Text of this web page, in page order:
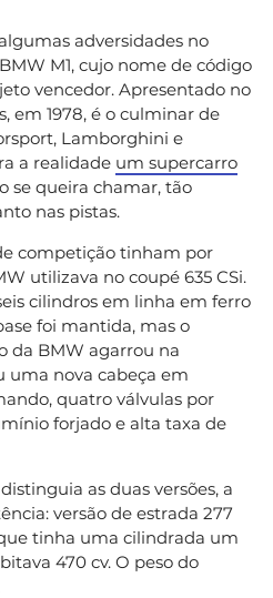
adversidades no
M1, cujo nome de código
vencedor. Apresentado no
em 1978, é o culminar de
Lamborghini e
a realidade um supercarro
se queira chamar, tão
nas pistas.
competição tinham por
utilizava no coupé 635 CSi.
cilindros em linha em ferro
foi mantida, mas o
da BMW agarrou na
uma nova cabeça em
quatro válvulas por
forjado e alta taxa de
as duas versões, a
versão de estrada 277
tinha uma cilindrada um
470 cv. O peso do